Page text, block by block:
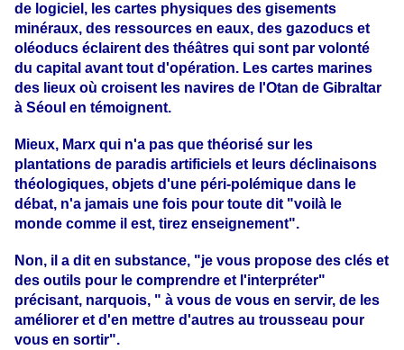
de logiciel, les cartes physiques des gisements
minéraux, des ressources en eaux, des gazoducs et
oléoducs éclairent des théâtres qui sont par volonté
du capital avant tout d'opération. Les cartes marines
des lieux où croisent les navires de l'Otan de Gibraltar
à Séoul en témoignent.
Mieux, Marx qui n'a pas que théorisé sur les
plantations de paradis artificiels et leurs déclinaisons
théologiques, objets d'une péri-polémique dans le
débat, n'a jamais une fois pour toute dit "voilà le
monde comme il est, tirez enseignement".
Non, il a dit en substance, "je vous propose des clés et
des outils pour le comprendre et l'interpréter"
précisant, narquois, " à vous de vous en servir, de les
améliorer et d'en mettre d'autres au trousseau pour
vous en sortir".